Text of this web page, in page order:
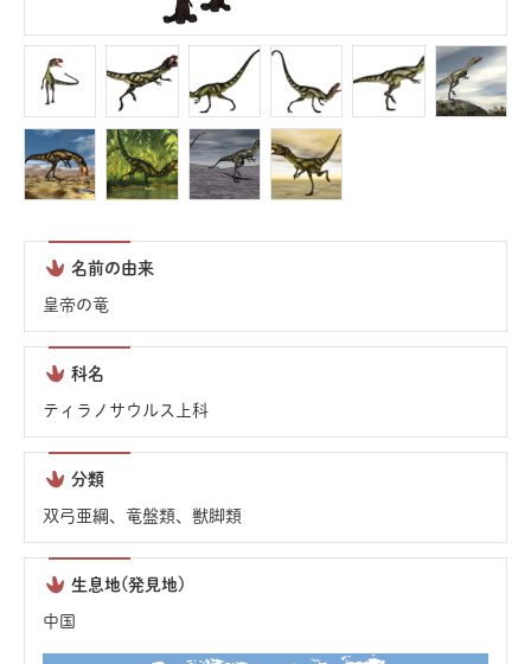
名前の由来
皇帝の竜
科名
ティラノサウルス上科
分類
双弓亜綱、竜盤類、獣脚類
生息地(発見地)
中国